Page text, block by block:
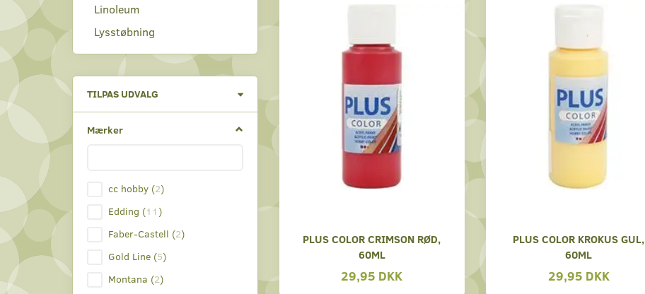
Linoleum
Lysstøbning
TILPAS UDVALG
Mærker
cc hobby (2)
Edding (11)
Faber-Castell (2)
Gold Line (5)
Montana (2)
PLUS COLOR CRIMSON RØD,
60ML
29,95 DKK
PLUS COLOR KROKUS GUL,
60ML
29,95 DKK